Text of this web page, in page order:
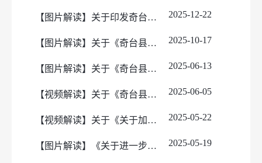
【图片解读】关于印发奇台县突发环境事件应急预案的通知的解读 2025-12-22
【图片解读】关于《奇台县临时救助工作实施方案》的解读 2025-10-17
【图片解读】关于《奇台县进一步加快推进“高效办成一件事”打造“典范中心”实施方案》的政策解读 2025-06-13
【视频解读】关于《奇台县关于进一步鼓励与支持盘活利用农村闲置住房的指导意见（试行）》政策解读 2025-06-05
【视频解读】关于《关于加快解决奇台县住宅小区不动产登记工作的意见》的政策解读 2025-05-22
【图片解读】《关于进一步规范奇台县水利工程农业水价执行标准的通知》的政策解读 2025-05-19